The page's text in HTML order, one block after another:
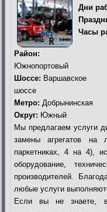
Дни
Часы
Район:
Южнопортовый
Шоссе: Варшавское
шоссе
Метро: Добрынинская
Округ: Южный
Мы предлагаем услуги
замены агрегатов на
паркетниках, 4 на 4),
оборудование,
производителей.
любые услуги
Если вы не знаете,